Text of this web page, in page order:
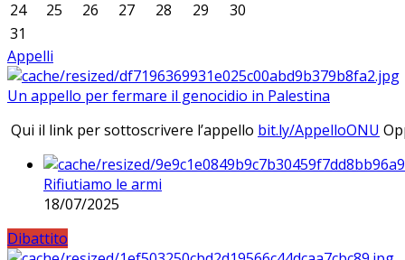
24 25 26 27 28 29
30
31
Appelli
Un appello per fermare il genocidio in Palestina
Qui il link per sottoscrivere l’appello bit.ly/AppelloONU
Rifiutiamo le armi
18/07/2025
Dibattito